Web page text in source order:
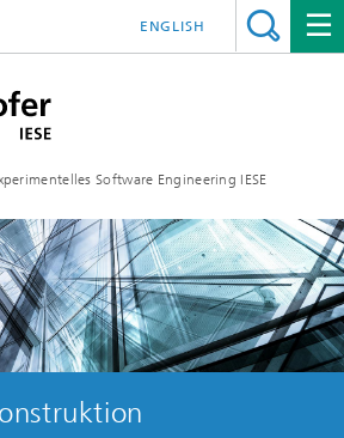
Software Engineering IESE
ENGLISH